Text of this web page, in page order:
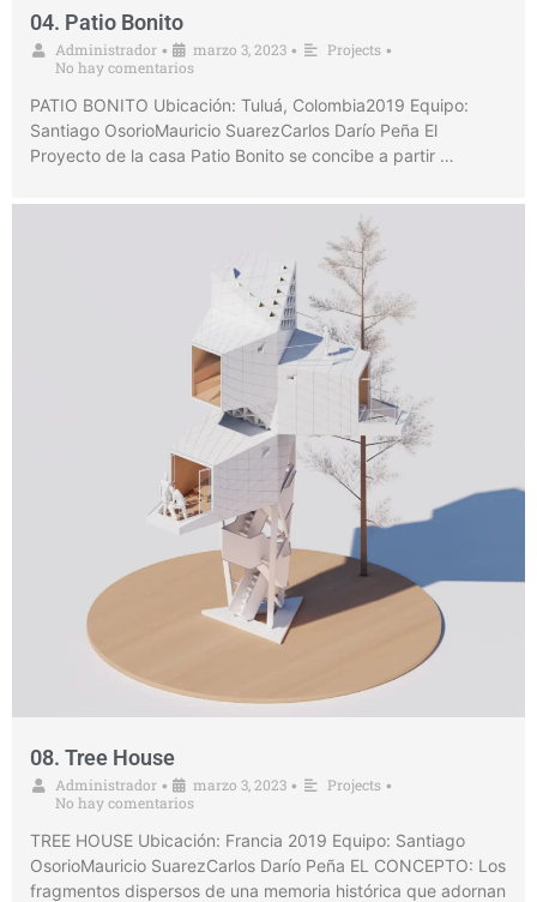
04. Patio Bonito
Administrador • marzo 3, 2023 • Projects •
No hay comentarios
PATIO BONITO Ubicación: Tuluá, Colombia2019 Equipo:
Santiago OsorioMauricio SuarezCarlos Darío Peña El
Proyecto de la casa Patio Bonito se concibe a partir …
08. Tree House
Administrador • marzo 3, 2023 • Projects •
No hay comentarios
TREE HOUSE Ubicación: Francia 2019 Equipo: Santiago
OsorioMauricio SuarezCarlos Darío Peña EL CONCEPTO: Los
fragmentos dispersos de una memoria histórica que adornan